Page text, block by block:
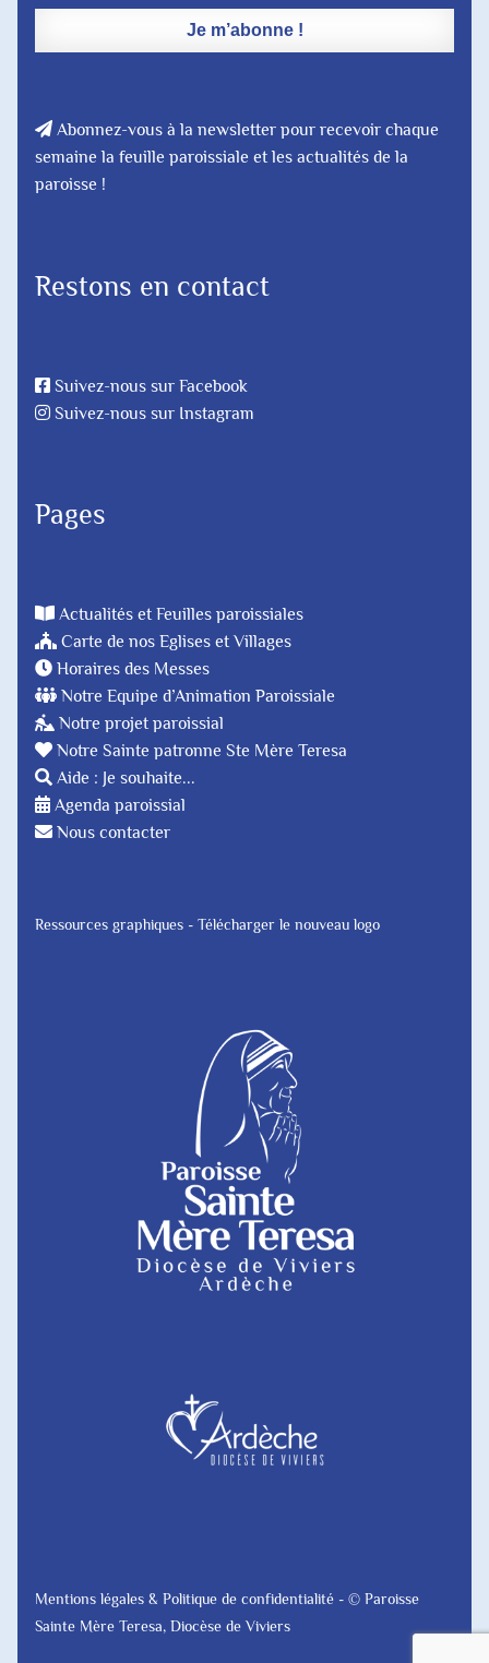
Abonnez-vous à la newsletter pour recevoir chaque
semaine la feuille paroissiale et les actualités de la
paroisse !
Restons en contact
Suivez-nous sur Facebook
Suivez-nous sur Instagram
Pages
Actualités et Feuilles paroissiales
Carte de nos Eglises et Villages
Horaires des Messes
Notre Equipe d’Animation Paroissiale
Notre projet paroissial
Notre Sainte patronne Ste Mère Teresa
Aide : Je souhaite...
Agenda paroissial
Nous contacter
Ressources graphiques - Télécharger le nouveau logo
Mentions légales & Politique de confidentialité - © Paroisse
Sainte Mère Teresa, Diocèse de Viviers